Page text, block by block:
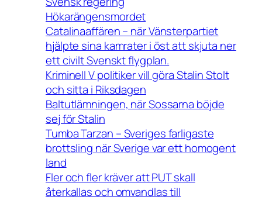
Hökarängensmordet
Catalinaaffären – när Vänsterpartiet
hjälpte sina kamrater i öst att skjuta ner
ett civilt Svenskt flygplan.
Kriminell V politiker vill göra Stalin Stolt
och sitta i Riksdagen
Baltutlämningen, när Sossarna böjde
sej för Stalin
Tumba Tarzan – Sveriges farligaste
brottsling när Sverige var ett homogent
land
Fler och fler kräver att PUT skall
återkallas och omvandlas till